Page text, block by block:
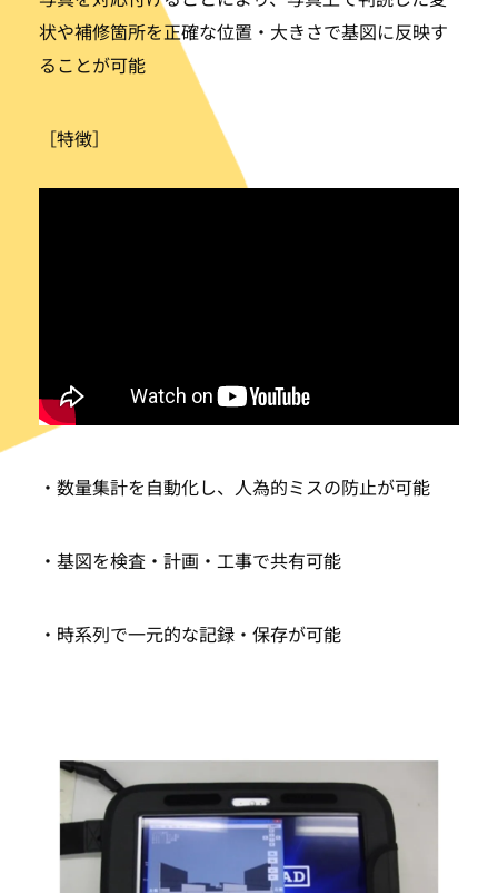
状や補修箇所を正確な位置・大きさで基図に反映す
ることが可能
［特徴］
・数量集計を自動化し、人為的ミスの防止が可能
・基図を検査・計画・工事で共有可能
・時系列で一元的な記録・保存が可能